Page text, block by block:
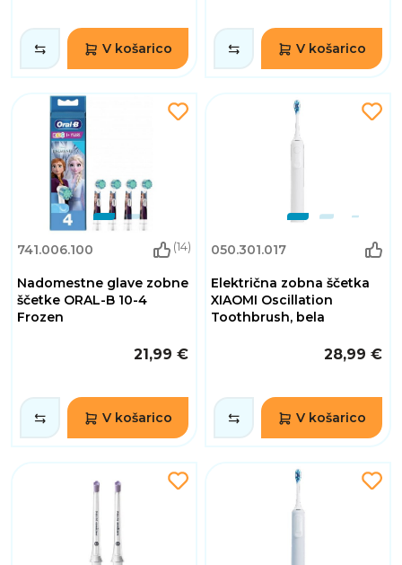
V košarico V košarico
741.006.100 (14)
Nadomestne glave zobne
ščetke ORAL-B 10-4
Frozen
21,99 €
V košarico
050.301.017
Električna zobna ščetka
XIAOMI Oscillation
Toothbrush, bela
28,99 €
V košarico